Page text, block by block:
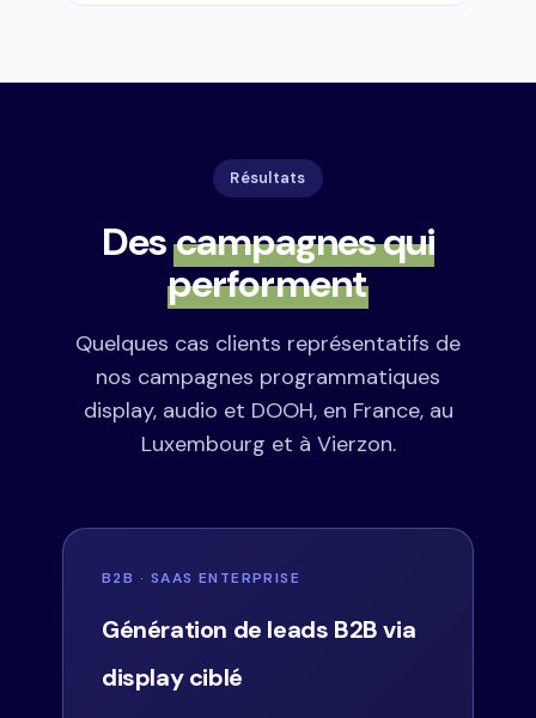
Résultats
Descampagnes qui
performent
Quelques cas clients représentatifs de
nos campagnes programmatiques
display, audio et DOOH, en France, au
Luxembourg et à Vierzon.
B2B · SAAS ENTERPRISE
Génération de leads B2B via
display ciblé